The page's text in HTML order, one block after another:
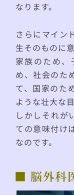
なります。
さらにマイン
生そのものに
家族のため、
め、社会のた
て、国家のた
ような壮大な
しかしそれが
ての意味付け
なのです。
■ 脳外科